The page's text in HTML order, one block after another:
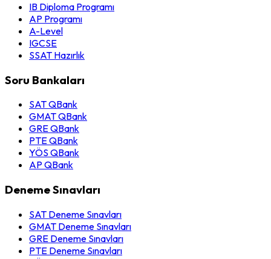
IB Diploma Programı
AP Programı
A-Level
IGCSE
SSAT Hazırlık
Soru Bankaları
SAT QBank
GMAT QBank
GRE QBank
PTE QBank
YÖS QBank
AP QBank
Deneme Sınavları
SAT Deneme Sınavları
GMAT Deneme Sınavları
GRE Deneme Sınavları
PTE Deneme Sınavları